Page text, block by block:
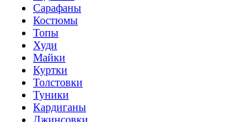
Сарафаны
Костюмы
Топы
Худи
Майки
Куртки
Толстовки
Туники
Кардиганы
Джинсовки